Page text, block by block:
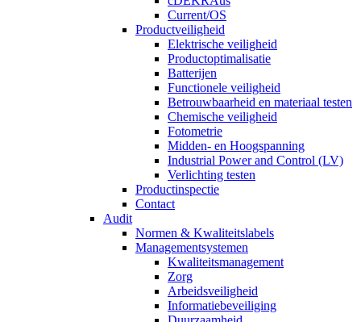
Current/OS
Productveiligheid
Elektrische veiligheid
Productoptimalisatie
Batterijen
Functionele veiligheid
Betrouwbaarheid en materiaal testen
Chemische veiligheid
Fotometrie
Midden- en Hoogspanning
Industrial Power and Control (LV)
Verlichting testen
Productinspectie
Contact
Audit
Normen & Kwaliteitslabels
Managementsystemen
Kwaliteitsmanagement
Zorg
Arbeidsveiligheid
Informatiebeveiliging